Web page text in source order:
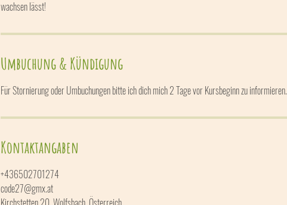
Umbuchung & Kündigung
Für Stornierung oder Umbuchungen bitte ich dich mich 2 Tage vor Kursbeginn zu informieren.
Kontaktangaben
+436502701274
code27@gmx.at